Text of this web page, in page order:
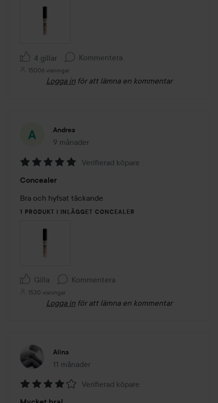
4 gillar Kommentera
15006 visningar
Logga in för att lämna en kommentar
Andrea
9 månader
Inlägget skapades 9 månader
5
av
5
Verifierad köpare
Concealer
Bra och hyfsat täckande
1 PRODUKT I INLÄGGET CONCEALER
Gilla Kommentera
1530 visningar
Logga in för att lämna en kommentar
Alina
11 månader
Inlägget skapades 11 månader
Verifierad köpare